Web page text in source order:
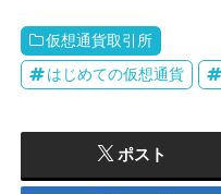
仮想通貨取引所
はじめての仮想通貨
ポスト